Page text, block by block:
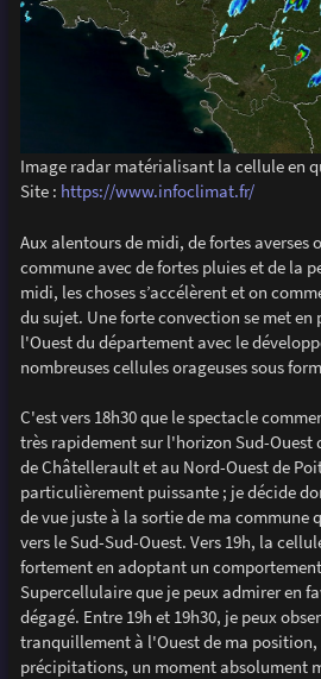
Image radar matérialisant la cellule en
Site : https://www.infoclimat.fr/
Aux alentours de midi, de fortes averses
commune avec de fortes pluies et de la
midi, les choses s’accélèrent et on
du sujet. Une forte convection se met en
l'Ouest du département avec le
nombreuses cellules orageuses sous
C'est vers 18h30 que le spectacle
très rapidement sur l'horizon Sud-Ouest
de Châtellerault et au Nord-Ouest de
particulièrement puissante ; je décide
de vue juste à la sortie de ma commune
vers le Sud-Sud-Ouest. Vers 19h, la
fortement en adoptant un
Supercellulaire que je peux admirer en
dégagé. Entre 19h et 19h30, je peux
tranquillement à l'Ouest de ma position,
précipitations, un moment absolument